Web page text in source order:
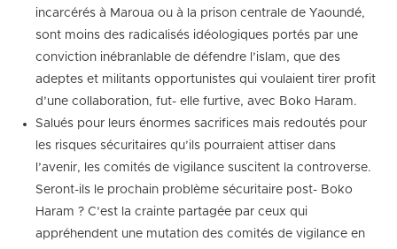
incarcérés à Maroua ou à la prison centrale de Yaoundé,
sont moins des radicalisés idéologiques portés par une
conviction inébranlable de défendre l’islam, que des
adeptes et militants opportunistes qui voulaient tirer profit
d’une collaboration, fut- elle furtive, avec Boko Haram.
Salués pour leurs énormes sacrifices mais redoutés pour
les risques sécuritaires qu’ils pourraient attiser dans
l’avenir, les comités de vigilance suscitent la controverse.
Seront-ils le prochain problème sécuritaire post- Boko
Haram ? C’est la crainte partagée par ceux qui
appréhendent une mutation des comités de vigilance en